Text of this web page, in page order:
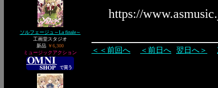
ソルフェージュ～La finale～
工画堂スタジオ
新品 ￥6,300
ミュージックアクション
https://
＜＜前回へ ＜前日へ 翌日へ＞